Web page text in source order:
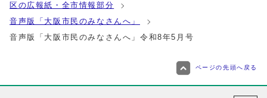
区の広報紙・全市情報部分
音声版「大阪市民のみなさんへ」
音声版「大阪市民のみなさんへ」令和8年5月号
ページの先頭へ戻る